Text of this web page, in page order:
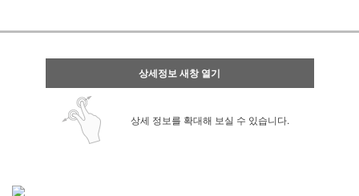
상세정보 새창 열기
상세 정보를 확대해 보실 수 있습니다.